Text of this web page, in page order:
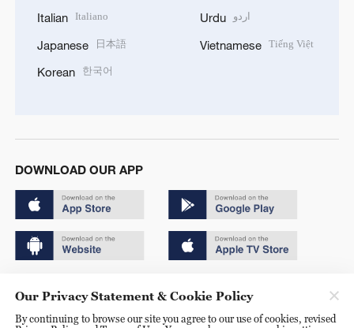
Italian Italiano
Japanese 日本語
Korean 한국어
Urdu اردو
Vietnamese Tiếng Việt
DOWNLOAD OUR APP
京ICP备20000184号
Our Privacy Statement & Cookie Policy
By continuing to browse our site you agree to our use of cookies, revised